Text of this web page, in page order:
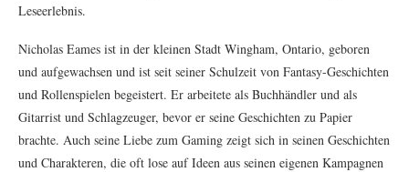
Leseerlebnis.
Nicholas Eames ist in der kleinen Stadt Wingham, Ontario, geboren
und aufgewachsen und ist seit seiner Schulzeit von Fantasy-Geschichten
und Rollenspielen begeistert. Er arbeitete als Buchhändler und als
Gitarrist und Schlagzeuger, bevor er seine Geschichten zu Papier
brachte. Auch seine Liebe zum Gaming zeigt sich in seinen Geschichten
und Charakteren, die oft lose auf Ideen aus seinen eigenen Kampagnen